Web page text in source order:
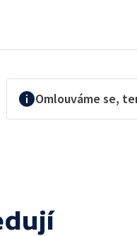
Omlouváme se,